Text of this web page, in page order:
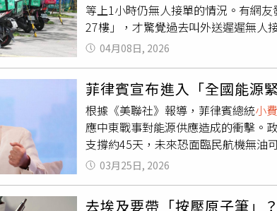
不平等，至今依然切中當代現實。尤
城市運轉卻經常被忽視的人們。正如
所謂的美國夢而苦苦掙扎。」從《外
擎創作旅程的起點，更是一封獻給城
行銷發行，將於7月8日在台灣正式上
請上：https://youtu.be/rY4YA5CR9v8
執行長斯威尼（BrendanSweeney）
對於「僅提供基本服務」卻被索取小費
仍釋出了不同面向的結果，超過半數
樂意接受菜單價格適度調漲。
夏夜市，到了一家豆花店時，為了讓
文表示：「黃仁勳四處插隊靠的是什
190公分的外國保鑣，「說真的有脾
意給方便」、「輝達成就一堆台灣
個人都認識他，而且是正向印象那種
勳每次返台行程幾乎都能掀起話題，從
黃仁勳演講揭「代理式AI」時代來臨 核心重點全解析 黃仁勳「韓版兆元宴」吃百元
科技秀 COMPUTEX無人機展演超震撼
等上1小時仍無人接單的情況。有網
27樓」，才驚覺過去叫外送遲遲無人
西路一段57號的北車商辦大樓，地圖
期都有相同困擾，訂單經常卡住無
批外送員湧入留言區回應，不少人語
孝西路是不是禁行機車？外送員靠什
單。綜合多名外送員說法，該地點被
接騎車抵達，需繞路後再改為步行；
高樓層，例如27樓，增加大量時間與
再加上步行距離與等電梯時間，一趟
棄單或轉單。也有人語氣強烈表示
出即使有加價訂單，仍需評估風險與
04月08日, 2026
菲律賓宣布進入「全國能
根據《美聯社》報導，菲律賓總統小費
應中東戰事對能源供應造成的衝擊。
支撐約45天，未來恐面臨民航機無油
的國家。該項緊急狀態初步將維持一
生必需品的供應穩定與有序分配。
等行為。移工部門則被要求預作準備
03月25日, 2026
去埃及要帶「按壓原子筆」